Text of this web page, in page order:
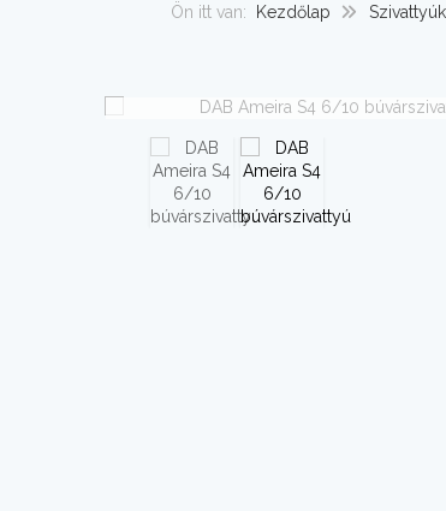
Ön itt van: Kezdőlap